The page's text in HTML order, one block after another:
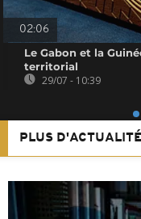
02:06
Le Gabon et la
territorial
29/07 - 10:39
PLUS